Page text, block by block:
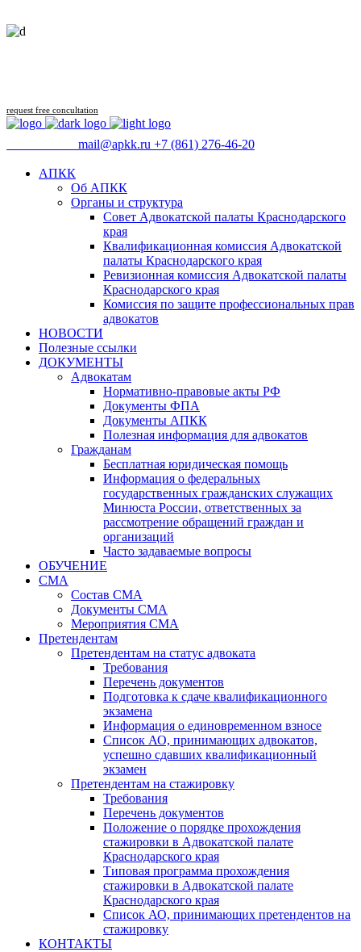
request free concultation
mail@apkk.ru +7 (861) 276-46-20
АПКК
Об АПКК
Органы и структура
Совет Адвокатской палаты Краснодарского
края
Квалификационная комиссия Адвокатской
палаты Краснодарского края
Ревизионная комиссия Адвокатской палаты
Краснодарского края
Комиссия по защите профессиональных прав
адвокатов
НОВОСТИ
Полезные ссылки
ДОКУМЕНТЫ
Адвокатам
Нормативно-правовые акты РФ
Документы ФПА
Документы АПКК
Полезная информация для адвокатов
Гражданам
Бесплатная юридическая помощь
Информация о федеральных
государственных гражданских служащих
Минюста России, ответственных за
рассмотрение обращений граждан и
организаций
Часто задаваемые вопросы
ОБУЧЕНИЕ
СМА
Состав СМА
Документы СМА
Мероприятия СМА
Претендентам
Претендентам на статус адвоката
Требования
Перечень документов
Подготовка к сдаче квалификационного
экзамена
Информация о единовременном взносе
Список АО, принимающих адвокатов,
успешно сдавших квалификационный
экзамен
Претендентам на стажировку
Требования
Перечень документов
Положение о порядке прохождения
стажировки в Адвокатской палате
Краснодарского края
Типовая программа прохождения
стажировки в Адвокатской палате
Краснодарского края
Список АО, принимающих претендентов на
стажировку
КОНТАКТЫ